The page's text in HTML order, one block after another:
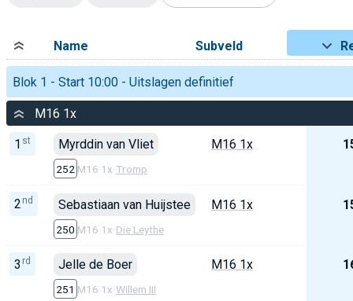
Name Subveld
Blok 1 - Start 10:00 - Uitslagen definitief
M16 1x
1 st Myrddin van Vliet
252 M16 1x·Tromp
M16 1x
2 nd Sebastiaan van Huijstee
250 M16 1x·Die Leythe
M16 1x
3 rd Jelle de Boer
251 M16 1x·Willem III
M16 1x